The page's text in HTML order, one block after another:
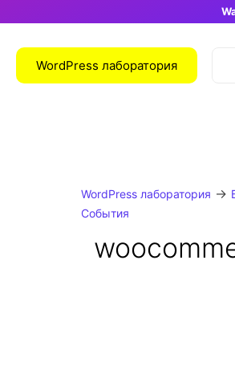
WordPress лаборатория
WordPress лаборатория →
События